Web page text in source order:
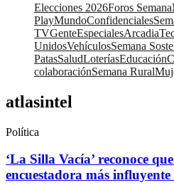
Elecciones 2026Foros Semana
PlayMundoConfidenciales
TVGenteEspecialesArcadia
UnidosVehículosSemana
PatasSaludLoteríasEducación
colaboraciónSemana Rural
atlasintel
Política
‘La Silla Vacía’ reconoce
encuestadora más influyente